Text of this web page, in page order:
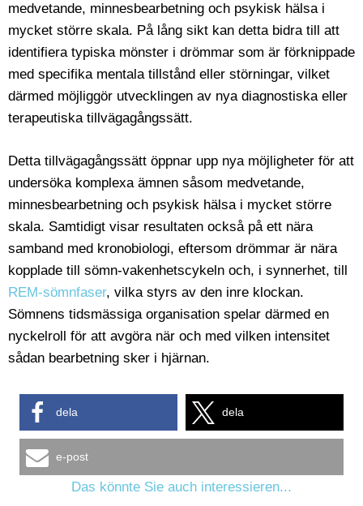
medvetande, minnesbearbetning och psykisk hälsa i
mycket större skala. På lång sikt kan detta bidra till att
identifiera typiska mönster i drömmar som är förknippade
med specifika mentala tillstånd eller störningar, vilket
därmed möjliggör utvecklingen av nya diagnostiska eller
terapeutiska tillvägagångssätt.
Detta tillvägagångssätt öppnar upp nya möjligheter för att
undersöka komplexa ämnen såsom medvetande,
minnesbearbetning och psykisk hälsa i mycket större
skala. Samtidigt visar resultaten också på ett nära
samband med kronobiologi, eftersom drömmar är nära
kopplade till sömn-vakenhetscykeln och, i synnerhet, till
REM-sömnfaser, vilka styrs av den inre klockan.
Sömnens tidsmässiga organisation spelar därmed en
nyckelroll för att avgöra när och med vilken intensitet
sådan bearbetning sker i hjärnan.
dela dela
e-post
Das könnte Sie auch interessieren...